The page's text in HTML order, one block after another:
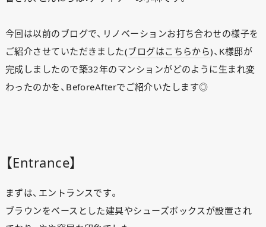
今回は以前のブログで、リノベーションお打ち合わせの様子を
ご紹介させていただきました(ブログはこちらから)、K様邸が
完成しましたので築32年のマンションがどのように生まれ変
わったのかを、BeforeAfterでご紹介いたします◎
【Entrance】
まずは、エントランスです。
ブラウンをベースとした建具やシューズボックスが設置され